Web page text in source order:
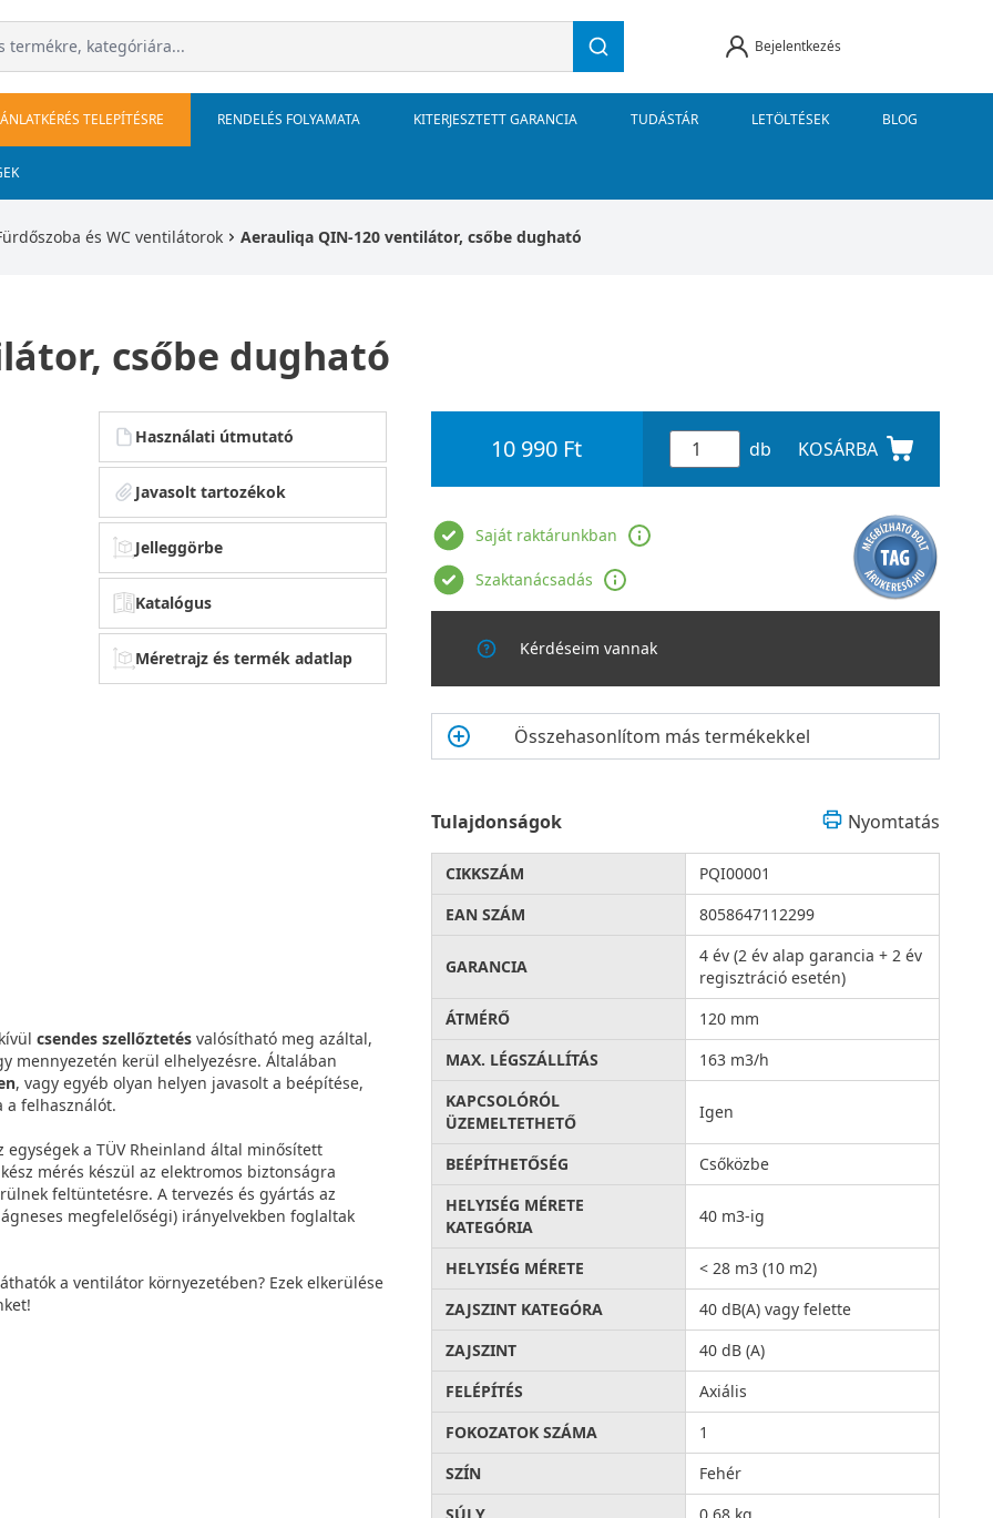
Bejelentkezés
TELEPÍTÉSRE RENDELÉS FOLYAMATA KITERJESZTETT GARANCIA TUDÁSTÁR LETÖLTÉSEK BLOG
és WC ventilátorok Aerauliqa QIN-120 ventilátor, csőbe dugható
csőbe dugható
Használati útmutató
Javasolt tartozékok
Jelleggörbe
Katalógus
Méretrajz és termék adatlap
csendes szellőztetés valósítható meg azáltal,
mennyezetén kerül elhelyezésre. Általában
, vagy egyéb olyan helyen javasolt a beépítése,
a felhasználót.
a TÜV Rheinland által minősített
mérés készül az elektromos biztonságra
feltüntetésre. A tervezés és gyártás az
megfelelőségi) irányelvekben foglaltak
a ventilátor környezetében? Ezek elkerülése
10 990 Ft db KOSÁRBA
Saját raktárunkban
Szaktanácsadás
Kérdéseim vannak
Összehasonlítom más termékekkel
Tulajdonságok Nyomtatás
CIKKSZÁM
PQI00001
EAN SZÁM
8058647112299
GARANCIA
4 év (2 év alap garancia + 2 év
regisztráció esetén)
ÁTMÉRŐ
120 mm
MAX. LÉGSZÁLLÍTÁS
163 m3/h
KAPCSOLÓRÓL
ÜZEMELTETHETŐ
Igen
BEÉPÍTHETŐSÉG
Csőközbe
HELYISÉG MÉRETE
KATEGÓRIA
40 m3-ig
HELYISÉG MÉRETE
< 28 m3 (10 m2)
ZAJSZINT KATEGÓRA
40 dB(A) vagy felette
ZAJSZINT
40 dB (A)
FELÉPÍTÉS
Axiális
FOKOZATOK SZÁMA
1
SZÍN
Fehér